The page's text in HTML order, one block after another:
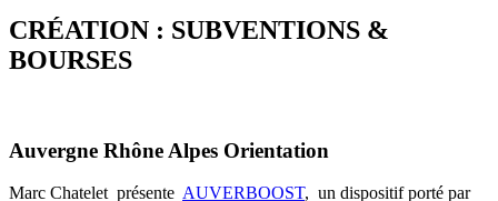
CRÉATION : SUBVENTIONS &
BOURSES
Auvergne Rhône Alpes Orientation
Marc Chatelet présente AUVERBOOST, un dispositif porté par